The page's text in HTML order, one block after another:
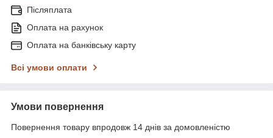
Післяплата
Оплата на рахунок
Оплата на банківську карту
Всі умови оплати
Умови повернення
Повернення товару впродовж 14 днів за домовленістю